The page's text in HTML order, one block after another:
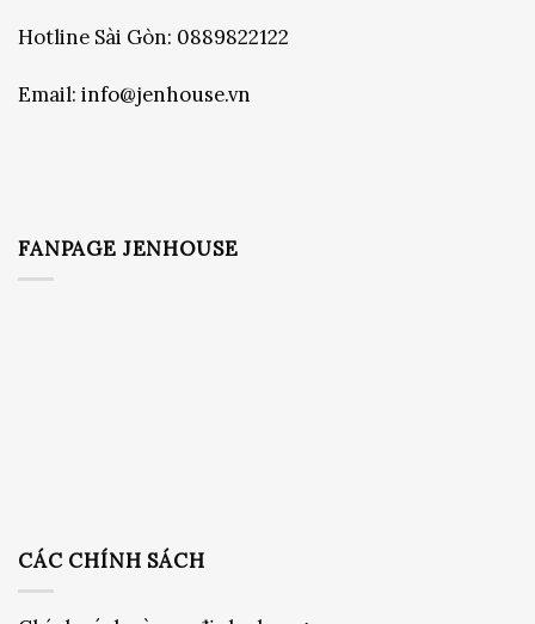
Hotline Sài Gòn: 0889822122
Email: info@jenhouse.vn
FANPAGE JENHOUSE
CÁC CHÍNH SÁCH